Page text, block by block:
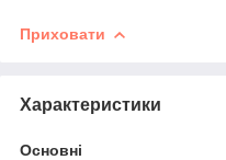
Приховати
Характеристики
Основні